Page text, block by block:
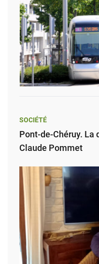
SOCIÉTÉ
Pont-de-Chéruy. La
Claude Pommet